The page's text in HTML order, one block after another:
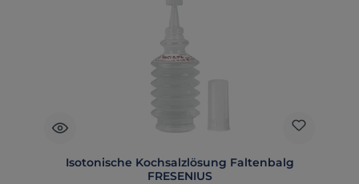
Isotonische Kochsalzlösung Faltenbalg
FRESENIUS